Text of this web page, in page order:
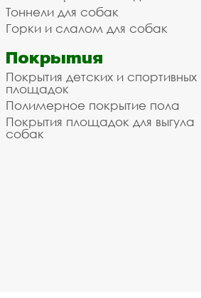
Тоннели для собак
Горки и слалом для собак
Покрытия
Покрытия детских и спортивных
площадок
Полимерное покрытие пола
Покрытия площадок для выгула
собак